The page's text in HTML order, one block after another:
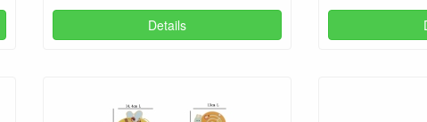
Details